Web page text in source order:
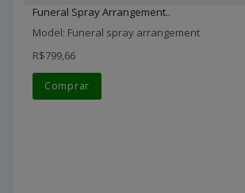
Funeral Spray Arrangement..
Model: Funeral spray arrangement
R$799,66
Comprar